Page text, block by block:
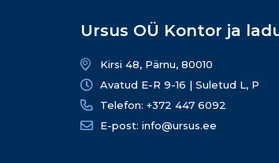
Ursus OÜ Kontor ja
Kirsi 48, Pärnu, 80010
Avatud E-R 9-16 | Suletud L, P
Telefon: +372 447 6092
E-post: info@ursus.ee